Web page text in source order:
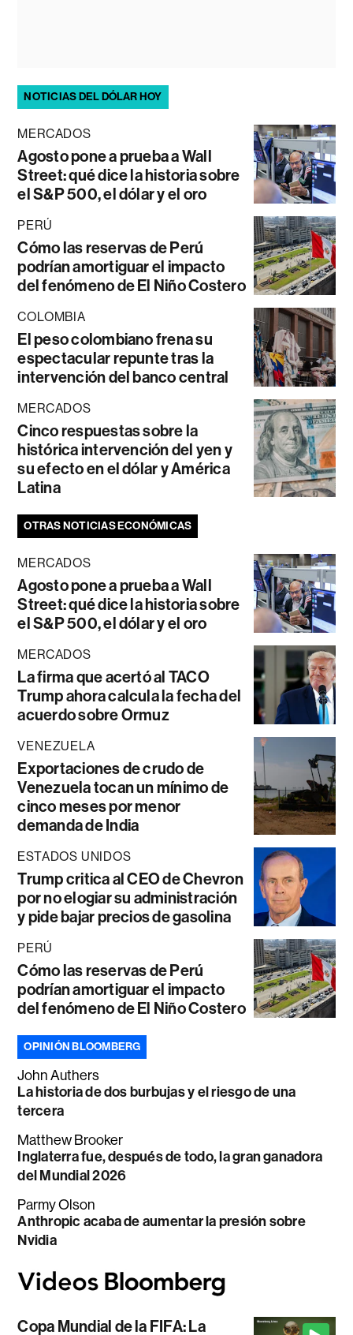
NOTICIAS DEL DÓLAR HOY
MERCADOS
Agosto pone a prueba a Wall
Street: qué dice la historia sobre
el S&P 500, el dólar y el oro
PERÚ
Cómo las reservas de Perú
podrían amortiguar el impacto
del fenómeno de El Niño Costero
COLOMBIA
El peso colombiano frena su
espectacular repunte tras la
intervención del banco central
MERCADOS
Cinco respuestas sobre la
histórica intervención del yen y
su efecto en el dólar y América
Latina
OTRAS NOTICIAS ECONÓMICAS
MERCADOS
Agosto pone a prueba a Wall
Street: qué dice la historia sobre
el S&P 500, el dólar y el oro
MERCADOS
La firma que acertó al TACO
Trump ahora calcula la fecha del
acuerdo sobre Ormuz
VENEZUELA
Exportaciones de crudo de
Venezuela tocan un mínimo de
cinco meses por menor
demanda de India
ESTADOS UNIDOS
Trump critica al CEO de Chevron
por no elogiar su administración
y pide bajar precios de gasolina
PERÚ
Cómo las reservas de Perú
podrían amortiguar el impacto
del fenómeno de El Niño Costero
OPINIÓN BLOOMBERG
John Authers
La historia de dos burbujas y el riesgo de una
tercera
Matthew Brooker
Inglaterra fue, después de todo, la gran ganadora
del Mundial 2026
Parmy Olson
Anthropic acaba de aumentar la presión sobre
Nvidia
Copa Mundial de la FIFA: La